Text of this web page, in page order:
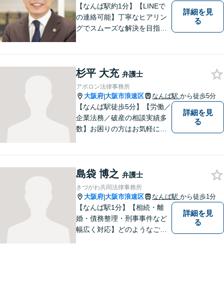
【なんば駅約1分】【LINEで
の連絡可能】丁寧なヒアリン
グでスムーズな解決を目指し
事故の被害に遭われた場合／
借金でお困りの方／相続トラ
ブルなどご相談ください【休
日相談可】
詳細を見
る
杉平 大充 弁護士
アポロン法律事務所
大阪府|大阪市浪速区 なんば駅 から徒歩5分
【なんば駅徒歩5分】【労働／
企業法務／破産の相談実績多
数】お困りの方はお気軽にご
詳細を見
る
島袋 博之 弁護士
きづがわ共同法律事務所
大阪府|大阪市浪速区 なんば駅 から徒歩1分
【なんば駅1分】【相続・離
婚・債務整理・刑事事件など
幅広く対応】どのようなご相
詳細を見
る